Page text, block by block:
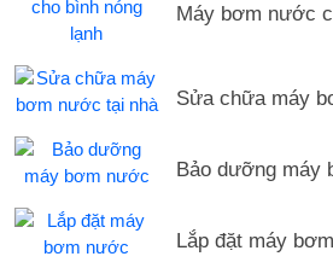
Máy bơm nước
Sửa chữa máy
Bảo dưỡng máy
Lắp đặt máy